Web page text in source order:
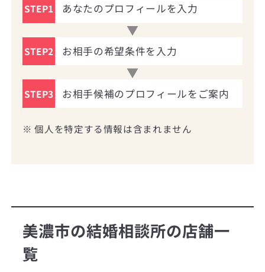
STEP1 あなたのプロフィールを入力
STEP2 お相手の希望条件を入力
STEP3 お相手候補のプロフィールをご案内
※ 個人を特定する情報は含まれません
美濃市の結婚相談所の店舗一
覧